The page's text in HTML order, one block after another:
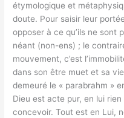
étymologique et
doute. Pour saisir leur
opposer à ce qu’ils ne sont
néant (non-ens) ; le
mouvement, c’est
dans son être muet et sa
demeuré le « parabrahm »
Dieu est acte pur, en lui
concevoir. Tout est en Lui,